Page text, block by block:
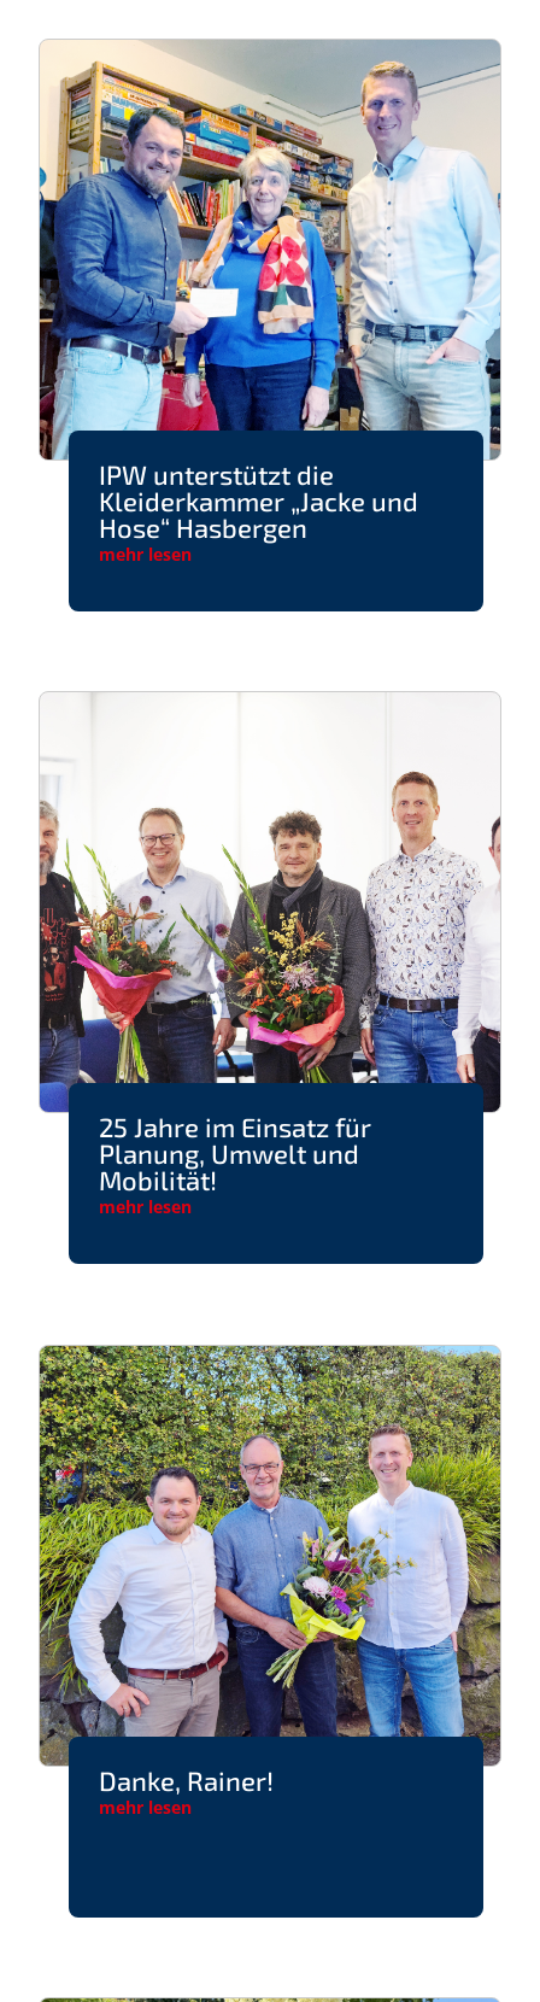
IPW unterstützt die
Kleiderkammer „Jacke und
Hose“ Hasbergen
mehr lesen
25 Jahre im Einsatz für
Planung, Umwelt und
Mobilität!
mehr lesen
Danke, Rainer!
mehr lesen